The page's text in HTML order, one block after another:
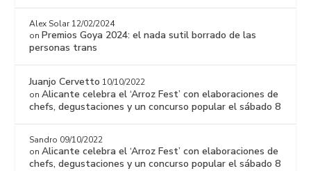
Alex Solar 12/02/2024
on Premios Goya 2024: el nada sutil borrado de las
personas trans
Juanjo Cervetto 10/10/2022
onAlicante celebra el ‘Arroz Fest’ con elaboraciones de
chefs, degustaciones y un concurso popular el sábado 8
Sandro 09/10/2022
onAlicante celebra el ‘Arroz Fest’ con elaboraciones de
chefs, degustaciones y un concurso popular el sábado 8